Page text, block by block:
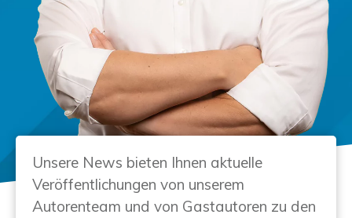
Unsere News bieten Ihnen aktuelle
Veröffentlichungen von unserem
Autorenteam und von Gastautoren zu den